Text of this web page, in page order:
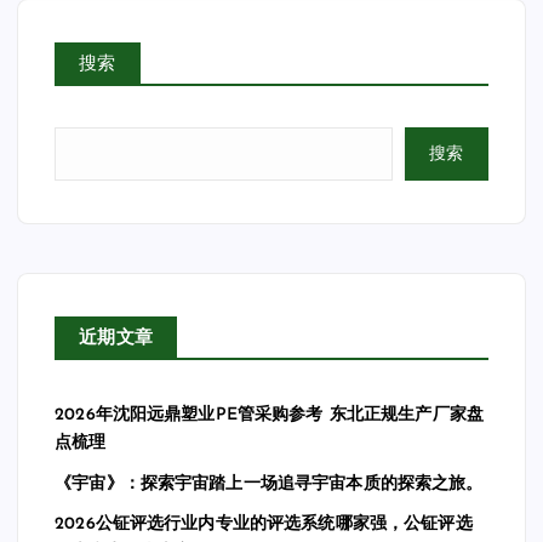
搜索
搜索
近期文章
2026年沈阳远鼎塑业PE管采购参考 东北正规生产厂家盘
点梳理
《宇宙》：探索宇宙踏上一场追寻宇宙本质的探索之旅。
2026公钲评选行业内专业的评选系统哪家强，公钲评选